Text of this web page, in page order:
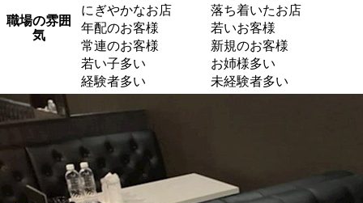
職場の雰囲
気
にぎやかなお店
落ち着いたお店
年配のお客様
若いお客様
常連のお客様
新規のお客様
若い子多い
お姉様多い
経験者多い
未経験者多い